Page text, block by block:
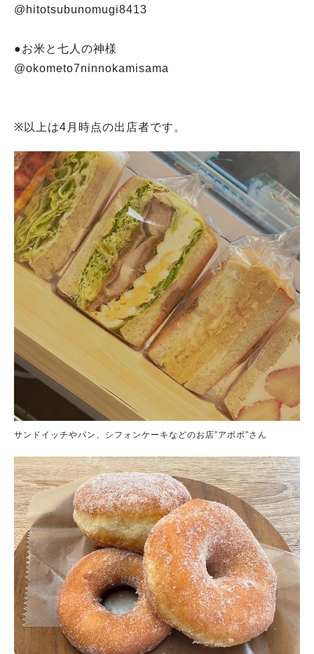
@hitotsubunomugi8413
●お米と七人の神様
@okometo7ninnokamisama
※以上は4月時点の出店者です。
サンドイッチやパン、シフォンケーキなどのお店”アポポ”さん